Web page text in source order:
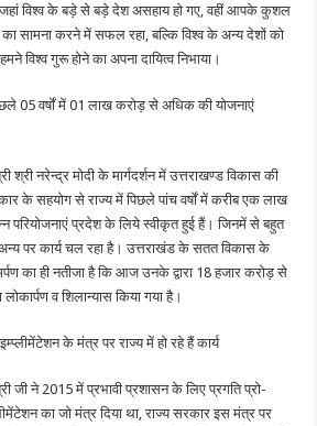
जहां विश्व के बड़े से बड़े देश असहाय हो गए, वहीं आपके कुशल
का सामना करने में सफल रहा, बल्कि विश्व के अन्य देशों को
विश्व गुरू होने का अपना दायित्व निभाया।
05 वर्षों में 01 लाख करोड़ से अधिक की योजनाएं
श्री नरेन्द्र मोदी के मार्गदर्शन में उत्तराखण्ड विकास की
के सहयोग से राज्य में पिछले पांच वर्षों में करीब एक लाख
परियोजनाएं प्रदेश के लिये स्वीकृत हुई हैं। जिनमें से बहुत
पर कार्य चल रहा है। उत्तराखंड के सतत विकास के
का ही नतीजा है कि आज उनके द्वारा 18 हजार करोड़ से
व शिलान्यास किया गया है।
के मंत्र पर राज्य में हो रहे हैं कार्य
जी ने 2015 में प्रभावी प्रशासन के लिए प्रगति प्रो-
का जो मंत्र दिया था, राज्य सरकार इस मंत्र पर